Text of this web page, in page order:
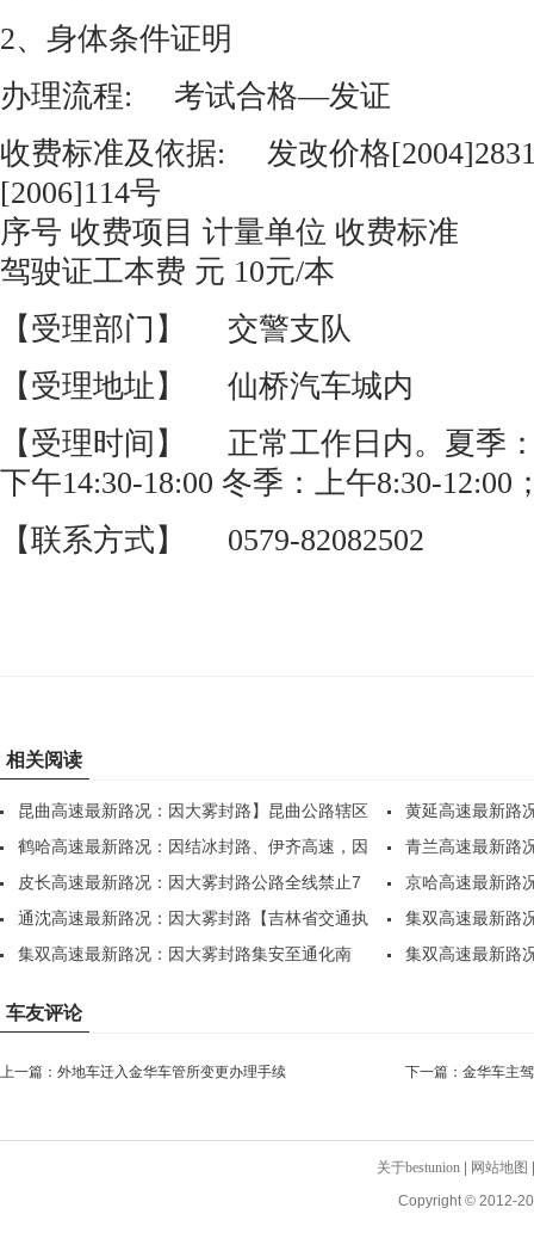
2、身体条件证明
办理流程: 考试合格—发证
收费标准及依据: 发改价格
[2006]114号
序号 收费项目 计量单位 收费标准
驾驶证工本费 元 10元/本
【受理部门】 交警支队
【受理地址】 仙桥汽车城内
【受理时间】 正常工作日内。夏季
下午14:30-18:00 冬季：上午8:30-12:00
【联系方式】 0579-82082502
相关阅读
昆曲高速最新路况：因大雾封路】昆曲公路辖区
全..
黄延高速最新路
坊、..
鹤哈高速最新路况：因结冰封路、伊齐高速，因
部..
青兰高速最新路
各..
皮长高速最新路况：因大雾封路公路全线禁止7
座..
京哈高速最新路
散，..
通沈高速最新路况：因大雾封路【吉林省交通执
法..
集双高速最新路
站，..
集双高速最新路况：因大雾封路集安至通化南
集双高速最新路
车友评论
上一篇： 外地车迁入金华车管所变更办理手续 下一篇： 金华车主
关于bestunion 网站地图
Copyright © 2012-